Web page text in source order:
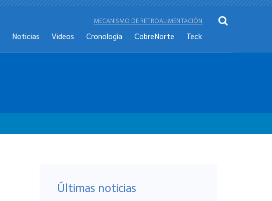
MECANISMO DE RETROALIMENTACIÓN
Noticias Videos Cronología CobreNorte Teck
Últimas noticias